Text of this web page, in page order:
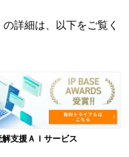
の詳細は、以下をご覧く
解支援ＡＩサービス